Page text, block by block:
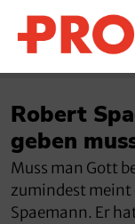
Robert
geben
Muss man Gott
zumindest meint
Spaemann. Er